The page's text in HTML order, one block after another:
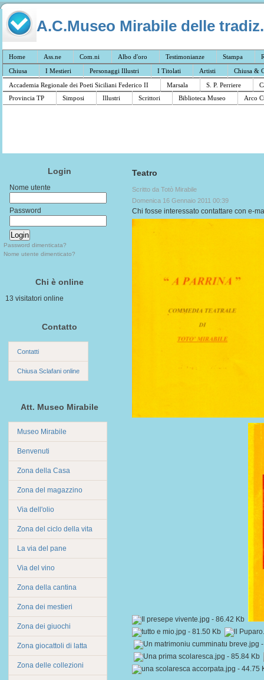
A.C.Museo Mirabile delle
Home Ass.ne Com.ni Albo d'oro Testimonianze Stampa
Chiusa
I Mestieri Personaggi Illustri I Titolati Artisti
Chiusa &
Accademia Regionale dei Poeti Siciliani Federico II
Marsala S. P. Perriere
Provincia TP
Simposi Illustri Scrittori Biblioteca Museo Arco
Login
Nome utente
Password
Password dimenticata?
Nome utente dimenticato?
Chi è online
13 visitatori online
Contatto
Contatti
Chiusa Sclafani online
Att. Museo Mirabile
Museo Mirabile
Benvenuti
Zona della Casa
Zona del magazzino
Via dell'olio
Zona del ciclo della vita
La via del pane
Via del vino
Zona della cantina
Zona dei mestieri
Zona dei giuochi
Zona giocattoli di latta
Zona delle collezioni
Teatro
Scritto da Totò Mirabile
Domenica 16 Gennaio 2011 00:39
Chi fosse interessato contattare con e-